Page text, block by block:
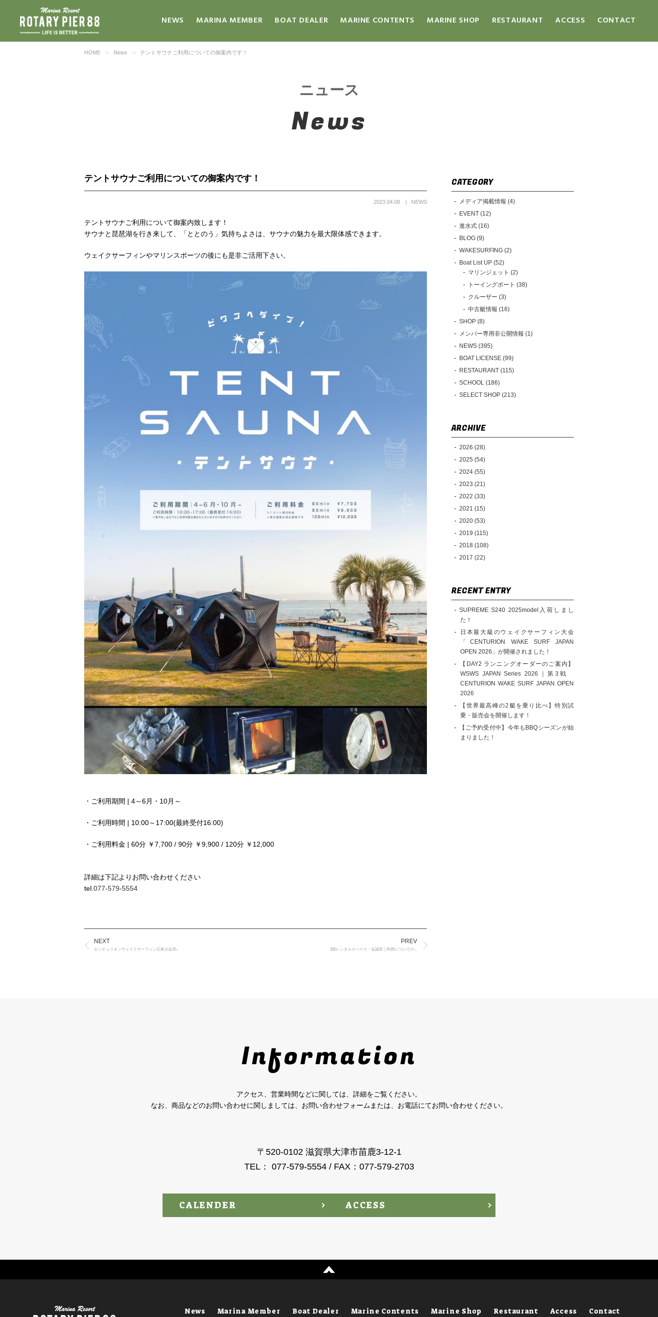
NEWS MARINA MEMBER BOAT DEALER MARINE CONTENTS MARINE SHOP RESTAURANT ACCESS CONTACT
HOME News テントサウナご利用についての御案内です！
ニュース
News
テントサウナご利用についての御案内です！
2023.04.08 NEWS
テントサウナご利用について御案内致します！
サウナと琵琶湖を行き来して、「ととのう」気持ちよさは、サウナの魅力を最大限体感できます。
ウェイクサーフィンやマリンスポーツの後にも是非ご活用下さい。
・ご利用期間 | 4～6月・10月～
・ご利用時間 | 10:00～17:00(最終受付16:00)
・ご利用料金 | 60分 ￥7,700 / 90分 ￥9,900 / 120分 ￥12,000
詳細は下記よりお問い合わせください
tel. 077-579-5554
NEXT
センチュリオンウェイクサーフィン広島大会20...
PREV
2階レンタルスペース・会議室ご利用についての...
CATEGORY
メディア掲載情報 (4)
EVENT (12)
進水式 (16)
BLOG (9)
WAKESURFING (2)
Boat List UP (52)
マリンジェット (2)
トーイングボート (38)
クルーザー (3)
中古艇情報 (16)
SHOP (8)
メンバー専用非公開情報 (1)
NEWS (395)
BOAT LICENSE (99)
RESTAURANT (115)
SCHOOL (186)
SELECT SHOP (213)
ARCHIVE
2026 (28)
2025 (54)
2024 (55)
2023 (21)
2022 (33)
2021 (15)
2020 (53)
2019 (115)
2018 (108)
2017 (22)
RECENT ENTRY
SUPREME S240 2025model入荷しまし
た！
日本最大級のウェイクサーフィン大会
「CENTURION WAKE SURF JAPAN
OPEN 2026」が開催されました！
【DAY2 ランニングオーダーのご案内】
WSWS JAPAN Series 2026｜第3戦
CENTURION WAKE SURF JAPAN OPEN
2026
【世界最高峰の2艇を乗り比べ】特別試
乗・販売会を開催します！
【ご予約受付中】今年もBBQシーズンが始
まりました！
Information
アクセス、営業時間などに関しては、詳細をご覧ください。
なお、商品などのお問い合わせに関しましては、お問い合わせフォームまたは、お電話にてお問い合わせください。
〒520-0102 滋賀県大津市苗鹿3-12-1
TEL： 077-579-5554 / FAX：077-579-2703
CALENDER ACCESS
News Marina Member Boat Dealer Marine Contents Marine Shop Restaurant Access Contact